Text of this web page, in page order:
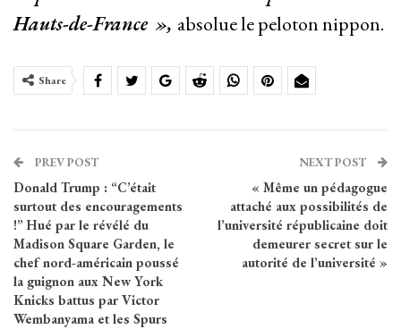
Hauts-de-France », absolue le peloton nippon.
Share
PREV POST
Donald Trump : “C’était
surtout des encouragements
!” Hué par le révélé du
Madison Square Garden, le
chef nord-américain poussé
la guignon aux New York
Knicks battus par Victor
Wembanyama et les Spurs
NEXT POST
« Même un pédagogue
attaché aux possibilités de
l’université républicaine doit
demeurer secret sur le
autorité de l’université »